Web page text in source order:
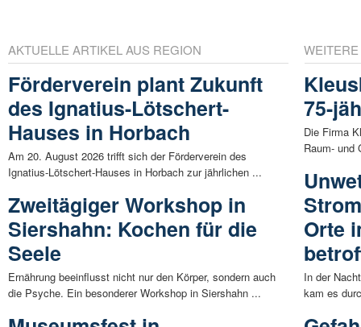
AKTUELLE ARTIKEL AUS REGION
Förderverein plant Zukunft
des Ignatius-Lötschert-
Hauses in Horbach
Am 20. August 2026 trifft sich der Förderverein des
Ignatius-Lötschert-Hauses in Horbach zur jährlichen ...
Zweitägiger Workshop in
Siershahn: Kochen für die
Seele
Ernährung beeinflusst nicht nur den Körper, sondern auch
die Psyche. Ein besonderer Workshop in Siershahn ...
75-
Die Firma
Raum- und
Orte
In der
kam es